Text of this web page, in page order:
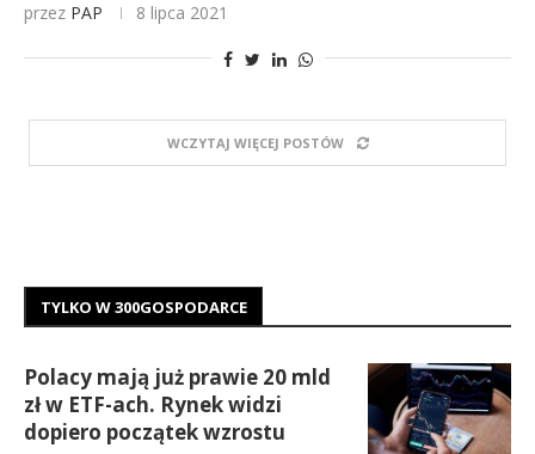
przez PAP 8 lipca 2021
WCZYTAJ WIĘCEJ POSTÓW
TYLKO W 300GOSPODARCE
Polacy mają już prawie 20 mld
zł w ETF-ach. Rynek widzi
dopiero początek wzrostu